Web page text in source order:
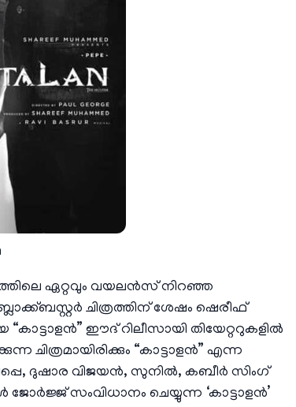
ഏറ്റവും വയലൻസ് നിറഞ്ഞ
ചിത്രത്തിന് ശേഷം ഷെരീഫ്
ഈദ് റിലീസായി തിയേറ്ററുകളിൽ
ചിത്രമായിരിക്കും “കാട്ടാളൻ” എന്ന
ദുഷാര വിജയൻ, സുനിൽ, കബീർ സിംഗ്
സംവിധാനം ചെയ്യുന്ന ‘കാട്ടാളൻ’